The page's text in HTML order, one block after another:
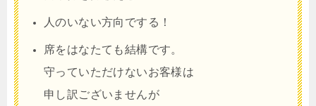
人のいない方向でする！
席をはなたても結構です。
守っていただけないお客様は
申し訳ございませんが